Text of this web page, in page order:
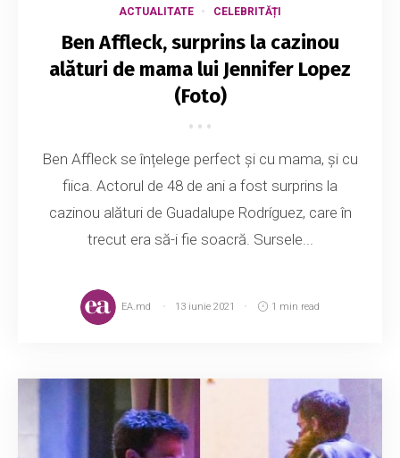
ACTUALITATE CELEBRITĂȚI
Ben Affleck, surprins la cazinou
alături de mama lui Jennifer Lopez
(Foto)
Ben Affleck se înțelege perfect și cu mama, și cu
fiica. Actorul de 48 de ani a fost surprins la
cazinou alături de Guadalupe Rodríguez, care în
trecut era să-i fie soacră. Sursele...
EA.md 13 iunie 2021 1 min read